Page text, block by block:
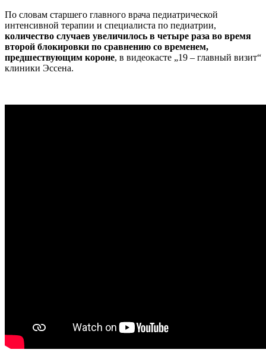
По словам старшего главного врача педиатрической
интенсивной терапии и специалиста по педиатрии,
количество случаев увеличилось в четыре раза во время
второй блокировки по сравнению со временем,
предшествующим короне, в видеокасте „19 – главный визит“
клиники Эссена.